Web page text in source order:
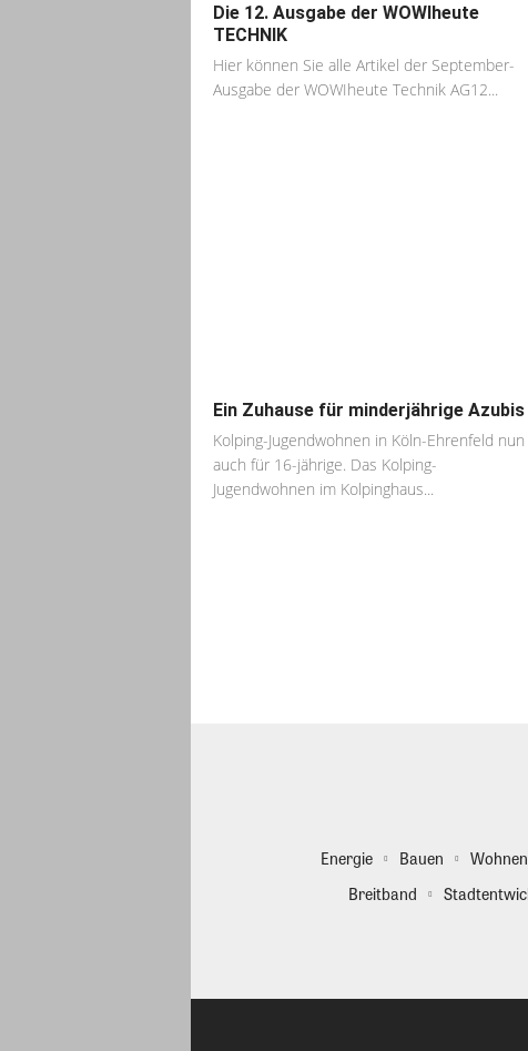
Die 12. Ausgabe der WOWIheute
TECHNIK
Hier können Sie alle Artikel der September-
Ausgabe der WOWIheute Technik AG12...
Ein Zuhause für minderjährige Azubis
Kolping-Jugendwohnen in Köln-Ehrenfeld nun
auch für 16-jährige. Das Kolping-
Jugendwohnen im Kolpinghaus...
Energie Bauen Wohnen
Breitband